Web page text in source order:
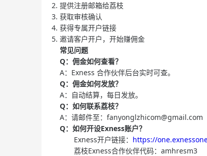
提供注册邮箱给荔枝
获取审核确认
获得专属开户链接
邀请客户开户，开始赚佣金
常见问题
Q：佣金如何查看？
A：Exness 合作伙伴后台实时可查。
Q：佣金如何发放？
A：自动结算，每日发放。
Q：如何联系荔枝？
A：请邮件至： fanyonglzhicom@gmail.com
Q：如何开设Exness账户？
Exness开户链接： https://
荔枝Exness合作伙伴代码：amhresm3